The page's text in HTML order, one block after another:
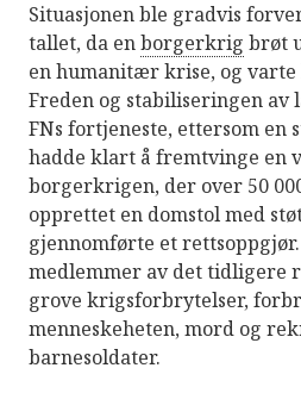
Situasjonen ble gradvis
tallet, da enborgerkrig brøt
en humanitær krise, og
Freden og stabiliseringen av
FNs fortjeneste, ettersom en
hadde klart å fremtvinge en
borgerkrigen, der over 50
opprettet en domstol med
gjennomførte et
medlemmer av det tidligere
grove krigsforbrytelser,
menneskeheten, mord og
barnesoldater.